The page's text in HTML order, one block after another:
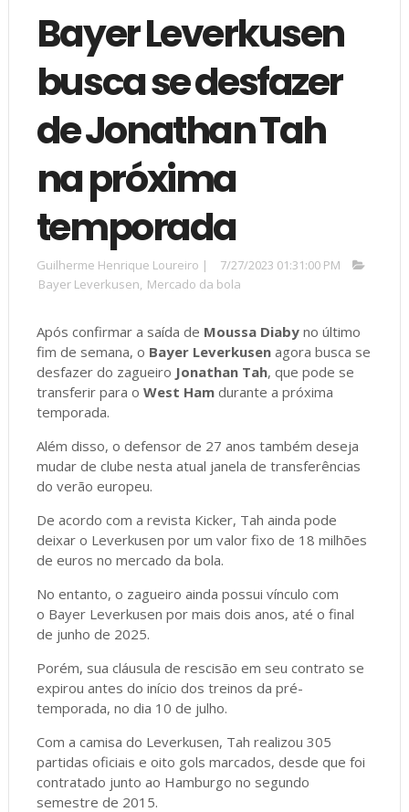
Bayer Leverkusen
busca se desfazer
de Jonathan Tah
na próxima
temporada
Guilherme Henrique Loureiro |
7/27/2023 01:31:00 PM
Bayer Leverkusen, Mercado da bola
Após confirmar a saída de Moussa Diabyno último
fim de semana, o Bayer Leverkusenagora busca se
desfazer do zagueiro Jonathan Tah, que pode se
transferir para o West Ham durante a próxima
temporada.
Além disso, o defensor de 27 anos também deseja
mudar de clube nesta atual janela de transferências
do verão europeu.
De acordo com a revista Kicker, Tah ainda pode
deixar o Leverkusen por um valor fixo de 18 milhões
de euros no mercado da bola.
No entanto, o zagueiro ainda possui vínculo com
o Bayer Leverkusen por mais dois anos, até o final
de junho de 2025.
Porém, sua cláusula de rescisão em seu contrato se
expirou antes do início dos treinos da pré-
temporada, no dia 10 de julho.
Com a camisa do Leverkusen, Tah realizou 305
partidas oficiais e oito gols marcados, desde que foi
contratado junto ao Hamburgo no segundo
semestre de 2015.